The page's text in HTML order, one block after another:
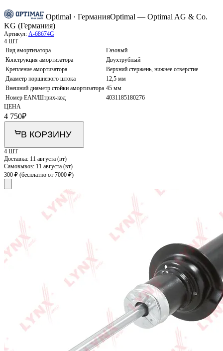
Optimal · ГерманияOptimal — Optimal AG & Co.
KG (Германия)
Артикул: A-68674G
4 ШТ
Вид амортизатора
Газовый
Конструкция амортизатора
Двухтрубный
Крепление амортизатора
Верхний стержень, нижнее отверстие
Диаметр поршневого штока
12,5 мм
Внешний диаметр стойки амортизатора 45 мм
Номер EAN/Штрих-код
4031185180276
ЦЕНА
4 750₽
В КОРЗИНУ
4 ШТ
Доставка: 11 августа (вт)
Самовывоз: 11 августа (вт)
300 ₽ (бесплатно от 7000 ₽)